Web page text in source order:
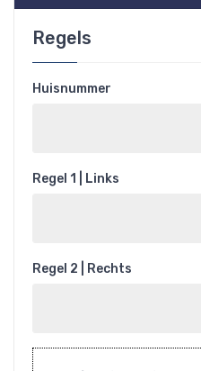
Regels
Huisnummer
Regel 1 | Links
Regel 2 | Rechts